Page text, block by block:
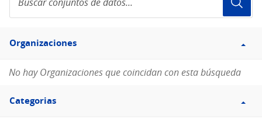
conjuntos
de
Filtro
Organizaciones
Organizaciones
No hay Organizaciones que coincidan con esta búsqueda
Filtro
Categorias
Categorias